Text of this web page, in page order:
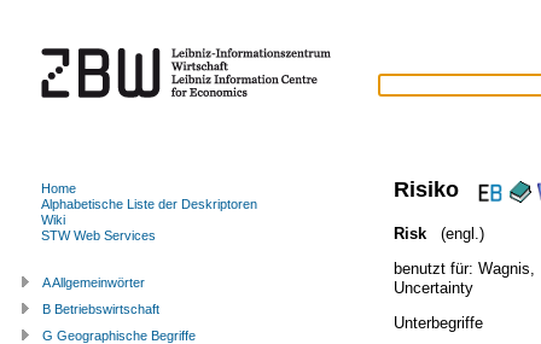
Risiko
Risk
(engl.)
benutzt für: Wagnis
Uncertainty
Unterbegriffe
Home
Alphabetische Liste der Deskriptoren
Wiki
STW Web Services
A Allgemeinwörter
B Betriebswirtschaft
G Geographische Begriffe